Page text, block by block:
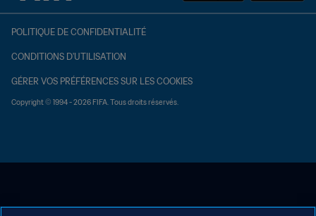
POLITIQUE DE CONFIDENTIALITÉ
CONDITIONS D'UTILISATION
GÉRER VOS PRÉFÉRENCES SUR LES COOKIES
Copyright © 1994 - 2026 FIFA. Tous droits réservés.